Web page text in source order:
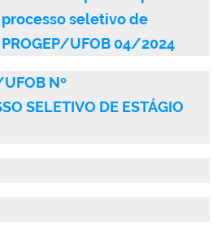
seletivo de
UFOB 04/2024
Nº
SELETIVO DE ESTÁGIO